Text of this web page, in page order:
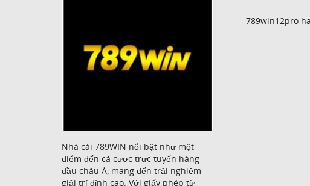
Nhà cái 789WIN nổi bật như một
điểm đến cá cược trực tuyến hàng
đầu châu Á, mang đến trải nghiệm
giải trí đỉnh cao. Với giấy phép từ
789win12pro